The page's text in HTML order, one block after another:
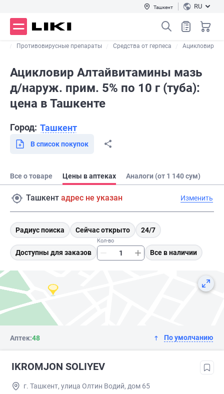
Ташкент RU
Противовирусные препараты Средства от герпеса Ацикловир
Ацикловир Алтайвитамины мазь
д/наруж. прим. 5% по 10 г (туба):
цена в Ташкенте
Город: Ташкент
В список покупок
Все о товаре Цены в аптеках Аналоги (от 1 140 сум)
Ташкент адрес не указан Изменить
Радиус поиска Сейчас открыто 24/7
Доступны для заказов
Кол-во
Все в наличии
Аптек:48 По умолчанию
IKROMJON SOLIYEV
г. Ташкент, улица Олтин Водий, дом 65